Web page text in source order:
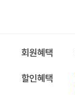
회원혜택
할인혜택